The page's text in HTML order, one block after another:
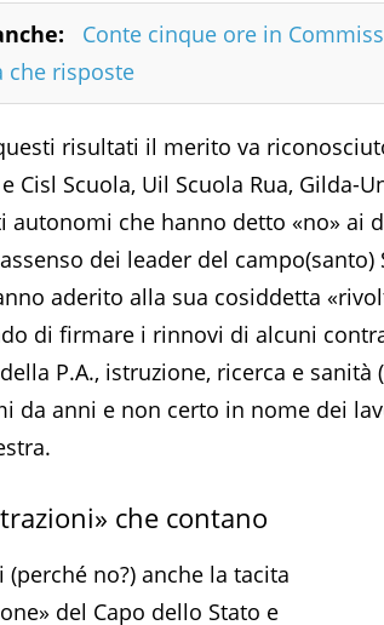
Conte cinque ore in
che risposte
risultati il merito va
Cisl Scuola, Uil Scuola Rua, Gilda-
autonomi che hanno detto «no» ai
dei leader del
aderito alla sua cosiddetta
di firmare i rinnovi di alcuni
P.A., istruzione, ricerca e sanità
da anni e non certo in nome dei
che contano
(perché no?) anche la tacita
del Capo dello Stato e